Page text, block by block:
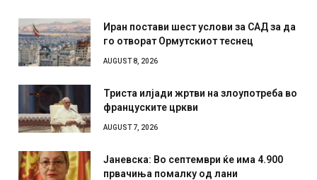
Иран постави шест услови за САД за да
го отворат Ормутскиот теснец
AUGUST 8, 2026
Триста илјади жртви на злоупотреба во
француските цркви
AUGUST 7, 2026
Јаневска: Во септември ќе има 4.900
првачиња помалку од лани